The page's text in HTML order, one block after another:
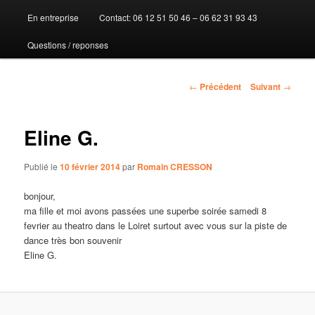
au
contenu
En entreprise Contact: 06 12 51 50 46 – 06 62 31 93 43
Questions / reponses
Navigation
← Précédent Suivant →
Eline G.
Publié le10 février 2014par Romain CRESSON
bonjour,
ma fille et moi avons passées une superbe soirée samedi 8
fevrier au theatro dans le Loiret surtout avec vous sur la piste de
dance très bon souvenir
Eline G.